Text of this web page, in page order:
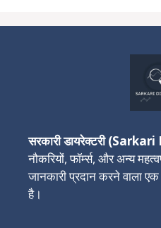
सरकारी डायरेक्टरी
नौकरियों, फॉर्म्स, और अन्य
जानकारी प्रदान करने वाला
है।